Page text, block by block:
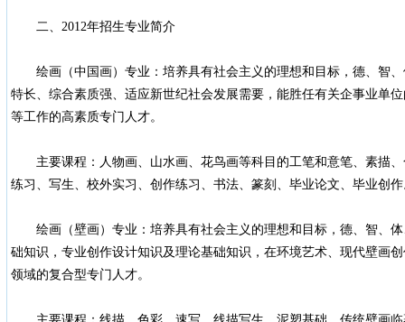
二、2012年招生专业简介
绘画（中国画）专业：培养具有社会主义的理想和目标，德、智、
特长、综合素质强、适应新世纪社会发展需要，能胜任有关企事业单
等工作的高素质专门人才。
主要课程：人物画、山水画、花鸟画等科目的工笔和意笔、素描、
练习、写生、校外实习、创作练习、书法、篆刻、毕业论文、毕业创作
绘画（壁画）专业：培养具有社会主义的理想和目标，德、智、体
础知识，专业创作设计知识及理论基础知识，在环境艺术、现代壁画
领域的复合型专门人才。